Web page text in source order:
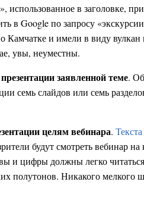
использованное в заголовке,
в Google по запросу
Камчатке и имели в виду
увы, неуместны.
заявленной теме.
семь слайдов или семь
целям вебинара.
будут смотреть вебинар
и цифры должны легко
полутонов. Никакого мелкого